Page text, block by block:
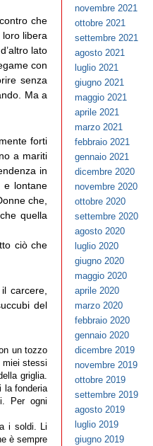
che
loro libera
lato
con
senza
Ma a
forti
a mariti
in
e lontane
che,
quella
ciò che
carcere,
del
un tozzo
miei stessi
griglia.
la fonderia
Per ogni
i soldi. Li
è sempre
novembre 2021
ottobre 2021
settembre 2021
agosto 2021
luglio 2021
giugno 2021
maggio 2021
aprile 2021
marzo 2021
febbraio 2021
gennaio 2021
dicembre 2020
novembre 2020
ottobre 2020
settembre 2020
agosto 2020
luglio 2020
giugno 2020
maggio 2020
aprile 2020
marzo 2020
febbraio 2020
gennaio 2020
dicembre 2019
novembre 2019
ottobre 2019
settembre 2019
agosto 2019
luglio 2019
giugno 2019